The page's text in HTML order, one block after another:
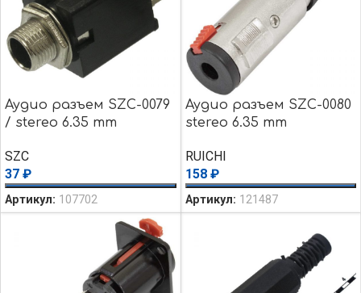
Аудио разъем SZC-0079
/ stereo 6.35 mm
SZC
37 ₽
Артикул: 107702
Аудио разъем SZC-0080
stereo 6.35 mm
RUICHI
158 ₽
Артикул: 121487